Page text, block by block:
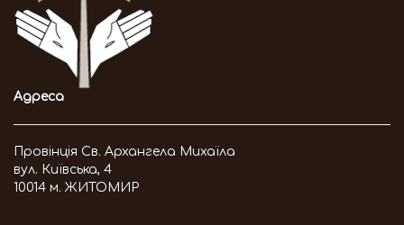
Адреса
Провінція Св. Архангела Михаїла
вул. Київська, 4
10014 м. ЖИТОМИР